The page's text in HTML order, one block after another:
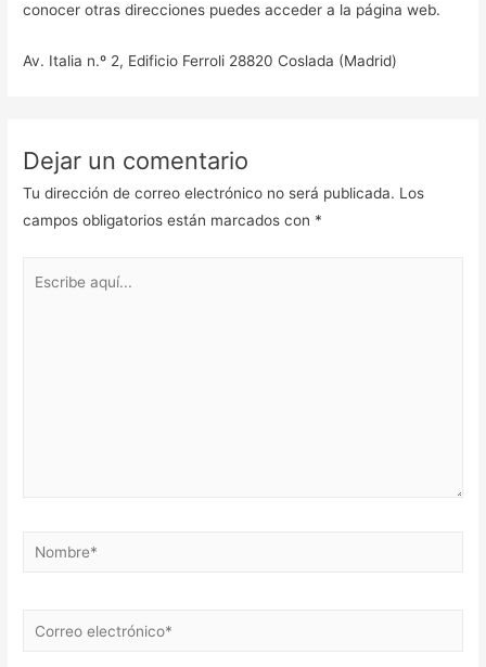
conocer otras direcciones puedes acceder a la página web.
Av. Italia n.º 2, Edificio Ferroli 28820 Coslada (Madrid)
Dejar un comentario
Tu dirección de correo electrónico no será publicada. Los
campos obligatorios están marcados con *
Nombre*
Correo